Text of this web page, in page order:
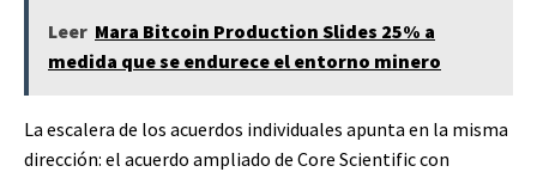
Leer Mara Bitcoin Production Slides 25% a
medida que se endurece el entorno minero
La escalera de los acuerdos individuales apunta en la misma
dirección: el acuerdo ampliado de Core Scientific con